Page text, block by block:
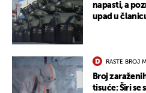
napasti, a
upad u
RASTE BROJ
Broj
tisuće: Širi se